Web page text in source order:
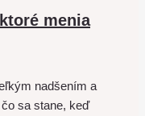
menia
nadšením a
sa stane, keď